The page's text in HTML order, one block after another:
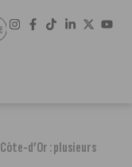
d’Or : plusieurs